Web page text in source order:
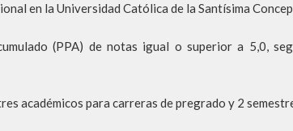
en la Universidad Católica de la Santísima
(PPA) de notas igual o superior a 5,0,
académicos para carreras de pregrado y 2